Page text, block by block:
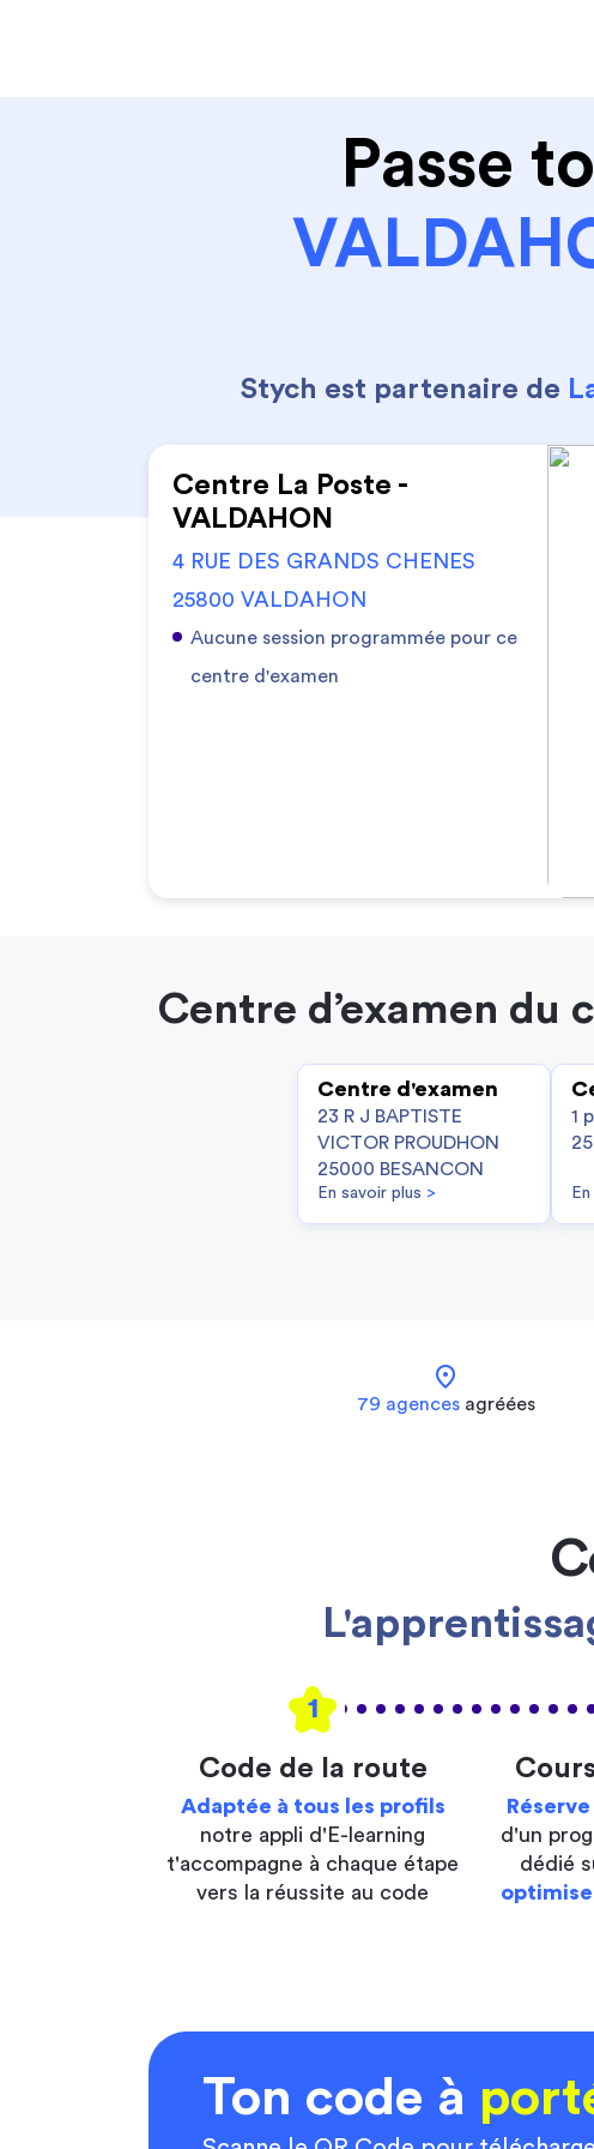
Passe
Stych est partenaire de
Centre La Poste -
VALDAHON
4 RUE DES GRANDS CHENES
25800 VALDAHON
Aucune session programmée pour ce
centre d'examen
Centre d’examen du
Centre d'examen
23 R J BAPTISTE
VICTOR PROUDHON
25000 BESANCON
En savoir plus >
1
location_on
79 agences agréées
1
Code de la route
Adaptée à tous les profils
notre appli d'E-learning
t'accompagne à chaque étape
vers la réussite au code
d'un
dédié
Ton code à